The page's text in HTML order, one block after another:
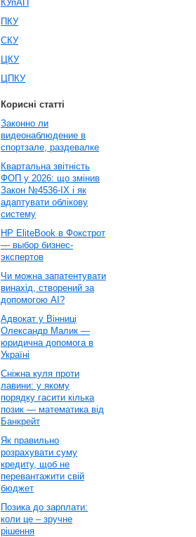
КУпАП
ПКУ
СКУ
ЦКУ
ЦПКУ
Корисні статті
Законно ли
видеонаблюдение в
спортзале, раздевалке
Квартальна звітність
ФОП у 2026: що змінив
Закон №4536-IX і як
адаптувати облікову
систему
HP EliteBook в Фокстрот
— выбор бизнес-
экспертов
Чи можна запатентувати
винахід, створений за
допомогою AI?
Адвокат у Вінниці
Олександр Малик —
юридична допомога в
Україні
Сніжна куля проти
лавини: у якому
порядку гасити кілька
позик — математика від
Банкрейт
Як правильно
розрахувати суму
кредиту, щоб не
перевантажити свій
бюджет
Позика до зарплати:
коли це – зручне
рішення